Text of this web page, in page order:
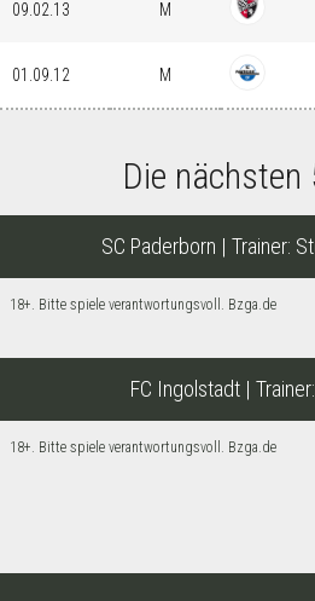
09.02.13 M
01.09.12 M
Die nächsten
SC Paderborn | Trainer:
18+. Bitte spiele verantwortungsvoll. Bzga.de
FC Ingolstadt| Trainer:
18+. Bitte spiele verantwortungsvoll. Bzga.de